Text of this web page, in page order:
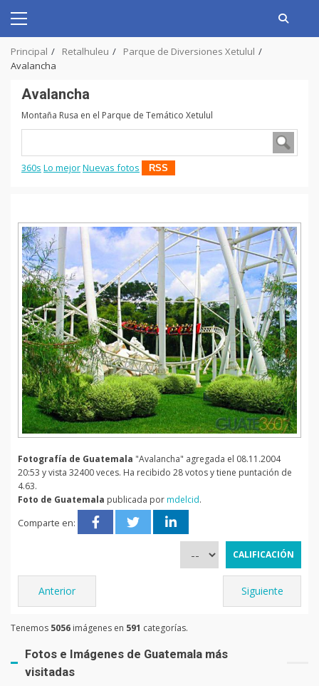
content
Primary
Principal Retalhuleu
Parque de Diversiones Xetulul
Avalancha
Avalancha
Montaña Rusa en el Parque de Temático Xetulul
360s Lo mejorNuevas fotos RSS
Fotografía de Guatemala "Avalancha" agregada el 08.11.2004
20:53 y vista 32400 veces. Ha recibido 28 votos y tiene puntación de
4.63.
Foto de Guatemala publicada pormdelcid.
Comparte en:
Anterior Siguiente
Tenemos 5056 imágenes en 591 categorías.
Fotos e Imágenes de Guatemala más
visitadas